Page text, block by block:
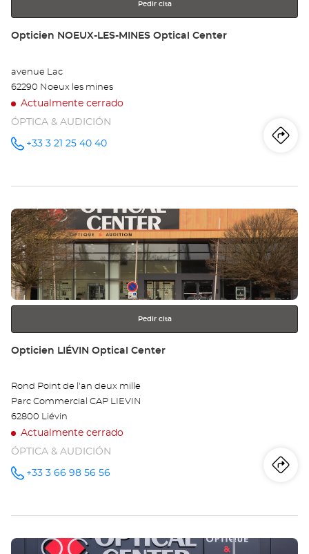
Pedir cita
Tienda:
Opticien NOEUX-LES-MINES Optical Center
avenue Lac
62290 Noeux les mines
Actualmente cerrado
ÓPTICA & AUDICIÓN
número
+33 3 21 25 40 40
a
Pulse
ENTER
para
obtener
más
información
Pedir cita
Tienda:
Opticien LIÉVIN Optical Center
Rond Point de l'an deux mille
Parc Commercial CAP LIEVIN
62800 Liévin
Actualmente cerrado
ÓPTICA & AUDICIÓN
número
+33 3 66 98 56 56
a
Pulse